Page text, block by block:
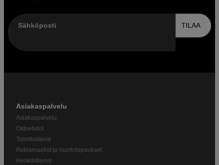
Sähköposti TILAA
Asiakaspalvelu
Asiakaspalvelu
Ostoehdot
Toimitustavat
Reklamaatiot ja huoltotapaukset
Henkilötiedot